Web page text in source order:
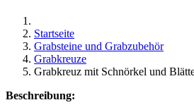
Startseite
Grabsteine und Grabzubehör
Grabkreuze
Grabkreuz mit Schnörkel und
Beschreibung: